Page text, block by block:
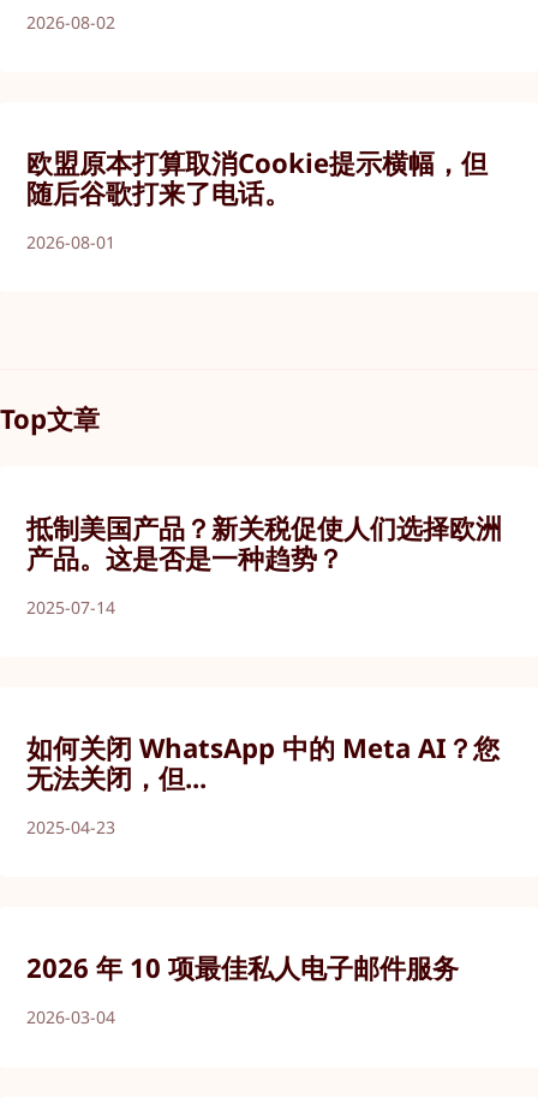
2026-08-02
欧盟原本打算取消Cookie提示横幅，但
随后谷歌打来了电话。
2026-08-01
Top文章
抵制美国产品？新关税促使人们选择欧洲
产品。这是否是一种趋势？
2025-07-14
如何关闭 WhatsApp 中的 Meta AI？您
无法关闭，但...
2025-04-23
2026 年 10 项最佳私人电子邮件服务
2026-03-04